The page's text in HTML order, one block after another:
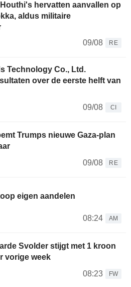
hervatten aanvallen op
aldus militaire
09/08
RE
Technology Co., Ltd.
over de eerste helft van
09/08
CI
Trumps nieuwe Gaza-plan
09/08
RE
eigen aandelen
08:24 AM
Svolder stijgt met 1 kroon
vorige week
08:23
FW